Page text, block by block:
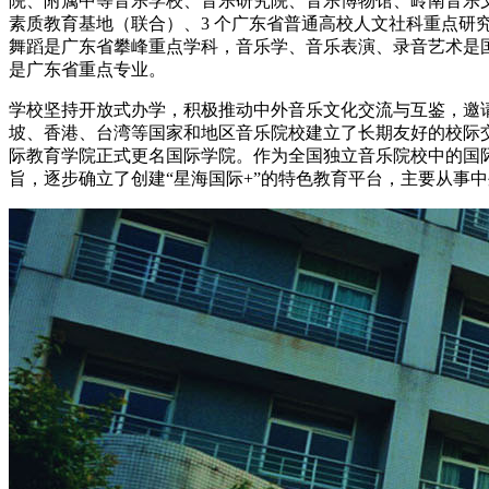
素质教育基地（联合）、3 个广东省普通高校人文社科重点
舞蹈是广东省攀峰重点学科，音乐学、音乐表演、录音艺术
是广东省重点专业。
学校坚持开放式办学，积极推动中外音乐文化交流与互鉴，
坡、香港、台湾等国家和地区音乐院校建立了长期友好的校
际教育学院正式更名国际学院。作为全国独立音乐院校中的
旨，逐步确立了创建“星海国际+”的特色教育平台，主要从事